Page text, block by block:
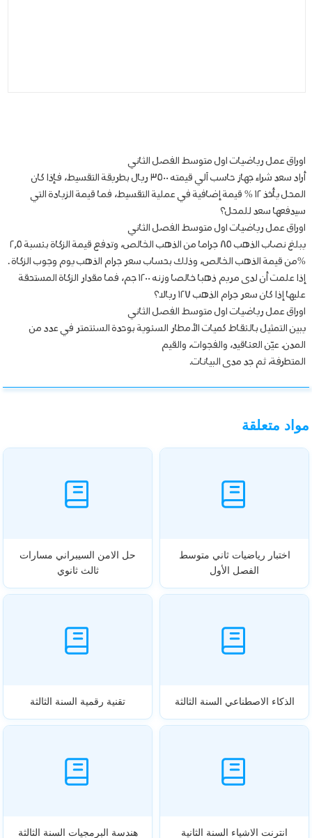
اوراق عمل رياضيات اول متوسط الفصل الثاني
أراد سعد شراء جهاز حاسب آلي قيمته ٣٥٠٠ ريال بطريقة التقسيط، فإذا كان
المحل يأخذ ١٢ % قيمة إضافية في عملية التقسيط، فما قيمة الزيادة التي
سيدفعها سعد للمحل؟
اوراق عمل رياضيات اول متوسط الفصل الثاني
يبلغ نصاب الذهب ٨٥ جراما من الذهب الخالص، وتدفع قيمة الزكاة بنسبة ٢٫٥
%من قيمة الذهب الخالص، وذلك بحساب سعر جرام الذهب يوم وجوب الزكاة .
إذا علمت أن لدى مريم ذهبا خالصا وزنه ١٢٠٠ جم، فما مقدار الزكاة المستحقة
عليها إذا كان سعر جرام الذهب ١٢٧ ريالا؟
اوراق عمل رياضيات اول متوسط الفصل الثاني
يبين التمثيل بالنقاط كميات الأمطار السنوية بوحدة السنتمتر في عدد من
المدن. عيّن العناقيد، والفجوات، والقيم
المتطرفة، ثم جد مدى البيانات.
مواد متعلقة
اختبار رياضيات ثاني متوسط
الفصل الأول
حل الامن السيبراني مسارات
ثالث ثانوي
الذكاء الاصطناعي السنة الثالثة تقنية رقمية السنة الثالثة
انترنت الاشياء السنة الثانية هندسة البرمجيات السنة الثالثة